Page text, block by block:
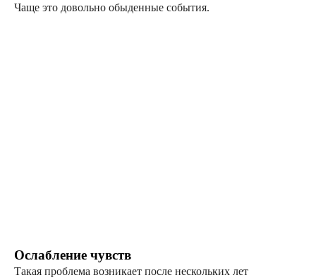
Чаще это довольно обыденные события.
Ослабление чувств
Такая проблема возникает после нескольких лет